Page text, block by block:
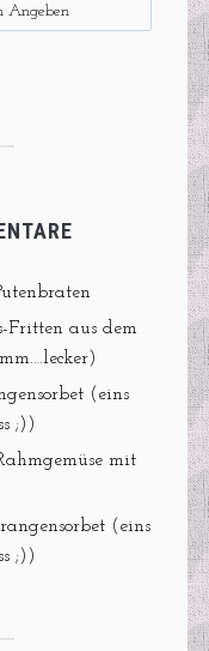
Angeben
Fritten aus dem
(eins
;))
mit
(eins
;))